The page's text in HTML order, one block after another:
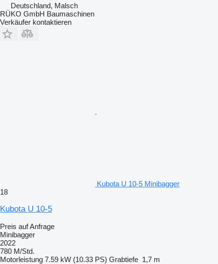
Deutschland, Malsch
RÜKO GmbH Baumaschinen
Verkäufer kontaktieren
Kubota U 10-5 Minibagger
18
Kubota U 10-5
Preis auf Anfrage
Minibagger
2022
780 M/Std.
Motorleistung 7.59 kW (10.33 PS) Grabtiefe 1,7 m